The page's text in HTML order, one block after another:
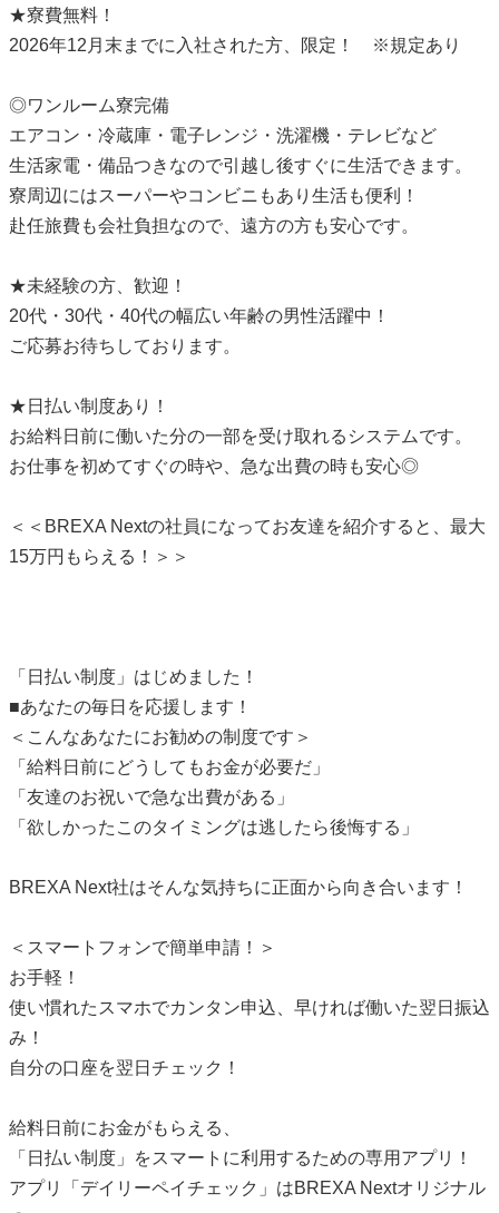
★寮費無料！
2026年12月末までに入社された方、限定！ ※規定あり
◎ワンルーム寮完備
エアコン・冷蔵庫・電子レンジ・洗濯機・テレビなど
生活家電・備品つきなので引越し後すぐに生活できます。
寮周辺にはスーパーやコンビニもあり生活も便利！
赴任旅費も会社負担なので、遠方の方も安心です。
★未経験の方、歓迎！
20代・30代・40代の幅広い年齢の男性活躍中！
ご応募お待ちしております。
★日払い制度あり！
お給料日前に働いた分の一部を受け取れるシステムです。
お仕事を初めてすぐの時や、急な出費の時も安心◎
＜＜BREXA Nextの社員になってお友達を紹介すると、最大
15万円もらえる！＞＞
「日払い制度」はじめました！
■あなたの毎日を応援します！
＜こんなあなたにお勧めの制度です＞
「給料日前にどうしてもお金が必要だ」
「友達のお祝いで急な出費がある」
「欲しかったこのタイミングは逃したら後悔する」
BREXA Next社はそんな気持ちに正面から向き合います！
＜スマートフォンで簡単申請！＞
お手軽！
使い慣れたスマホでカンタン申込、早ければ働いた翌日振込
み！
自分の口座を翌日チェック！
給料日前にお金がもらえる、
「日払い制度」をスマートに利用するための専用アプリ！
アプリ「デイリーペイチェック」はBREXA Nextオリジナル